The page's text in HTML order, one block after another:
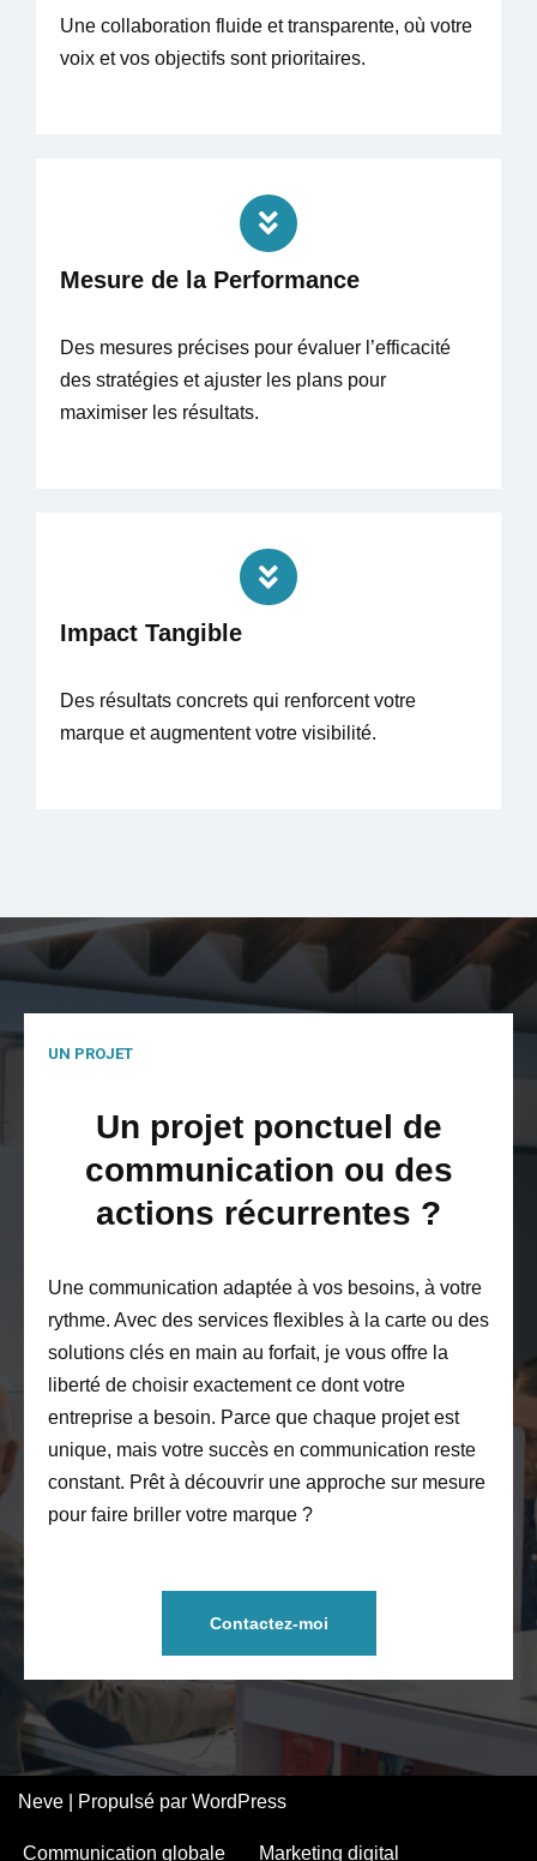
Une collaboration fluide et transparente, où votre
voix et vos objectifs sont prioritaires.
Mesure de la Performance
Des mesures précises pour évaluer l’efficacité
des stratégies et ajuster les plans pour
maximiser les résultats.
Impact Tangible
Des résultats concrets qui renforcent votre
marque et augmentent votre visibilité.
UN PROJET
Un projet ponctuel de
communication ou des
actions récurrentes ?
Une communication adaptée à vos besoins, à votre
rythme. Avec des services flexibles à la carte ou des
solutions clés en main au forfait, je vous offre la
liberté de choisir exactement ce dont votre
entreprise a besoin. Parce que chaque projet est
unique, mais votre succès en communication reste
constant. Prêt à découvrir une approche sur mesure
pour faire briller votre marque ?
Contactez-moi
Neve | Propulsé par WordPress
Communication globale Marketing digital